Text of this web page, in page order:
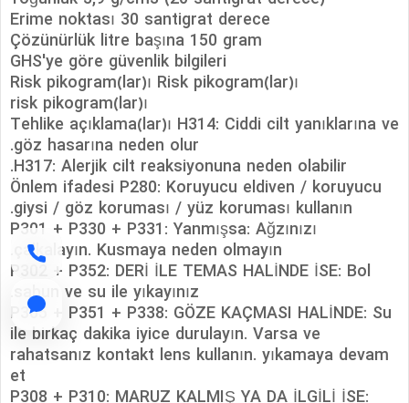
Erime noktası 30 santigrat derece
Çözünürlük litre başına 150 gram
GHS'ye göre güvenlik bilgileri
Risk pikogram(lar)ı Risk pikogram(lar)ı
risk pikogram(lar)ı
Tehlike açıklama(lar)ı H314: Ciddi cilt yanıklarına ve
göz hasarına neden olur.
H317: Alerjik cilt reaksiyonuna neden olabilir.
Önlem ifadesi P280: Koruyucu eldiven / koruyucu
giysi / göz koruması / yüz koruması kullanın.
P301 + P330 + P331: Yanmışsa: Ağzınızı
çalkalayın. Kusmaya neden olmayın.
P302 + P352: DERİ İLE TEMAS HALİNDE İSE: Bol
sabun ve su ile yıkayınız.
P305 + P351 + P338: GÖZE KAÇMASI HALİNDE: Su
ile birkaç dakika iyice durulayın. Varsa ve
rahatsanız kontakt lens kullanın. yıkamaya devam
et
P308 + P310: MARUZ KALMIŞ YA DA İLGİLİ İSE: